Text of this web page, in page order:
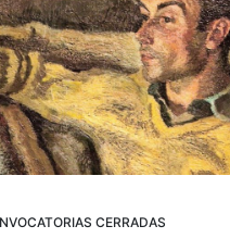
CERRADAS